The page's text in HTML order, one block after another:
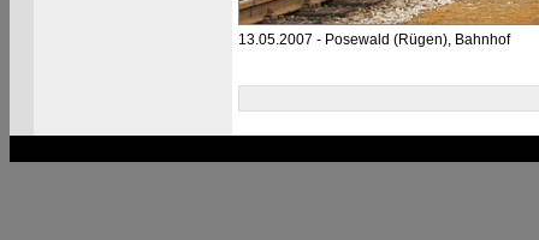
13.05.2007 - Posewald (Rügen), Bahnhof